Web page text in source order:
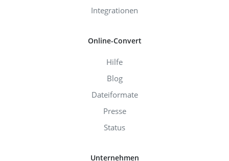
Integrationen
Online-Convert
Hilfe
Blog
Dateiformate
Presse
Status
Unternehmen